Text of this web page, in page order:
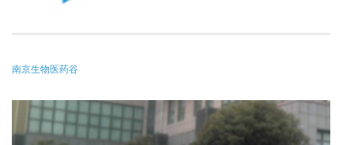
南京生物医药谷